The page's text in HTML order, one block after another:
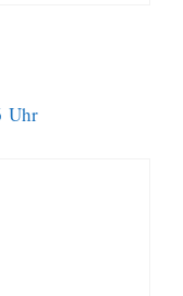
Uhr